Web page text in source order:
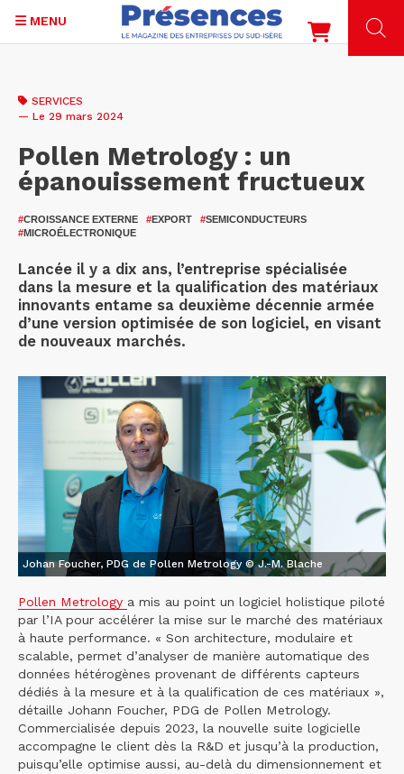
contenu
MENU
SERVICES
— Le 29 mars 2024
Pollen Metrology : un
épanouissement fructueux
#CROISSANCE EXTERNE #EXPORT #SEMICONDUCTEURS
#MICROÉLECTRONIQUE
Lancée il y a dix ans, l’entreprise spécialisée
dans la mesure et la qualification des matériaux
innovants entame sa deuxième décennie armée
d’une version optimisée de son logiciel, en visant
de nouveaux marchés.
Johan Foucher, PDG de Pollen Metrology © J.-M. Blache
Pollen Metrology a mis au point un logiciel holistique piloté
par l’IA pour accélérer la mise sur le marché des matériaux
à haute performance. « Son architecture, modulaire et
scalable, permet d’analyser de manière automatique des
données hétérogènes provenant de différents capteurs
dédiés à la mesure et à la qualification de ces matériaux »,
détaille Johann Foucher, PDG de Pollen Metrology.
Commercialisée depuis 2023, la nouvelle suite logicielle
accompagne le client dès la R&D et jusqu’à la production,
puisqu’elle optimise aussi, au-delà du dimensionnement et